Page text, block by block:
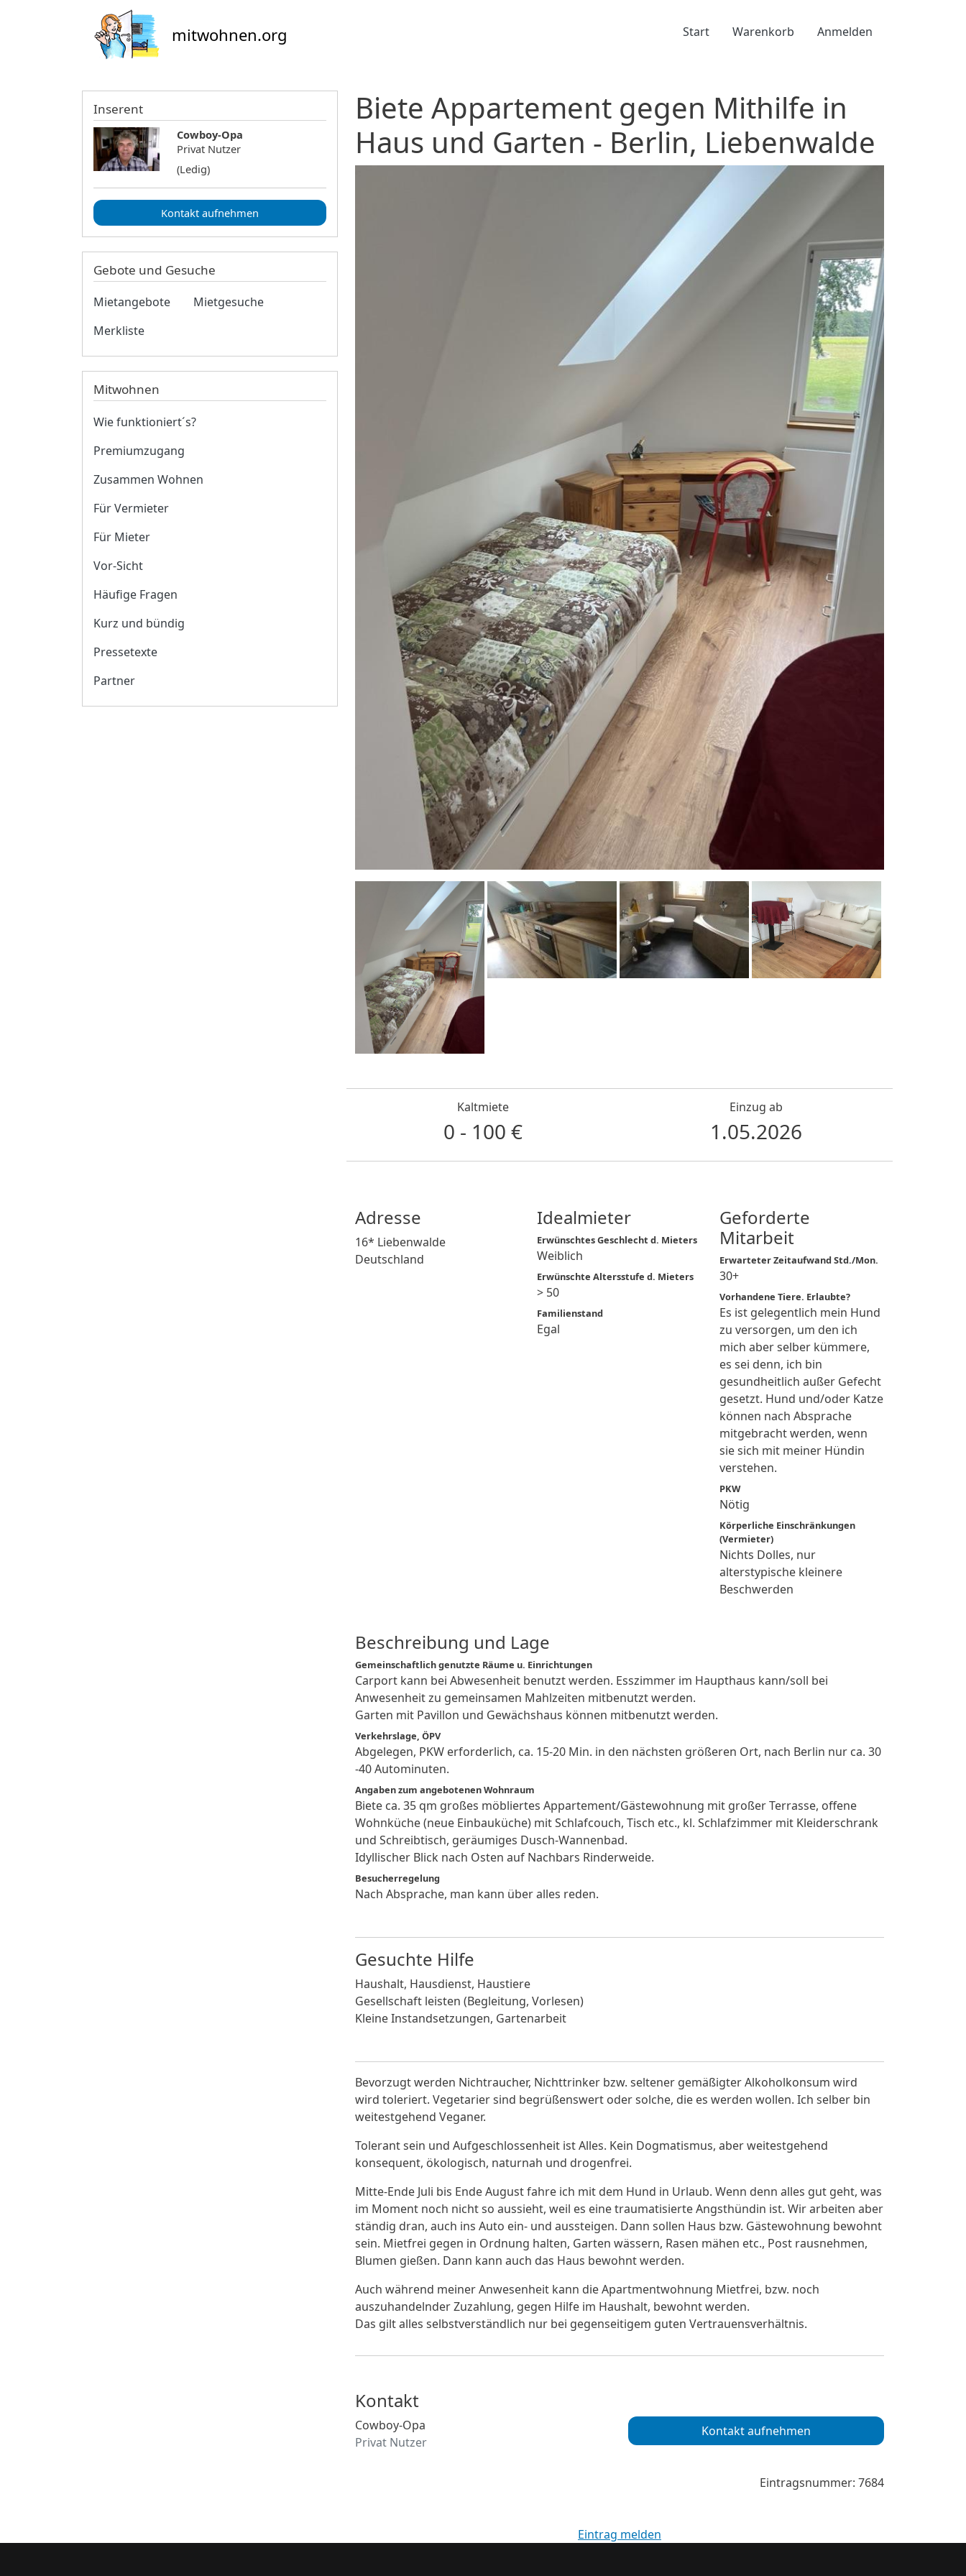
mitwohnen.org Benutzermenü
Start Warenkorb Anmelden
Biete Appartement gegen Mithilfe in
Haus und Garten - Berlin, Liebenwalde
Kaltmiete
0 - 100 €
Einzug ab
1.05.2026
Adresse
16* Liebenwalde
Deutschland
Idealmieter
Erwünschtes Geschlecht d. Mieters
Weiblich
Erwünschte Altersstufe d. Mieters
> 50
Familienstand
Egal
Geforderte
Mitarbeit
Erwarteter Zeitaufwand Std./Mon.
30+
Vorhandene Tiere. Erlaubte?
Es ist gelegentlich mein Hund
zu versorgen, um den ich
mich aber selber kümmere,
es sei denn, ich bin
gesundheitlich außer Gefecht
gesetzt. Hund und/oder Katze
können nach Absprache
mitgebracht werden, wenn
sie sich mit meiner Hündin
verstehen.
PKW
Nötig
Körperliche Einschränkungen
(Vermieter)
Nichts Dolles, nur
alterstypische kleinere
Beschwerden
Beschreibung und Lage
Gemeinschaftlich genutzte Räume u. Einrichtungen
Carport kann bei Abwesenheit benutzt werden. Esszimmer im Haupthaus kann/soll bei
Anwesenheit zu gemeinsamen Mahlzeiten mitbenutzt werden.
Garten mit Pavillon und Gewächshaus können mitbenutzt werden.
Verkehrslage, ÖPV
Abgelegen, PKW erforderlich, ca. 15-20 Min. in den nächsten größeren Ort, nach Berlin nur ca. 30
-40 Autominuten.
Angaben zum angebotenen Wohnraum
Biete ca. 35 qm großes möbliertes Appartement/Gästewohnung mit großer Terrasse, offene
Wohnküche (neue Einbauküche) mit Schlafcouch, Tisch etc., kl. Schlafzimmer mit Kleiderschrank
und Schreibtisch, geräumiges Dusch-Wannenbad.
Idyllischer Blick nach Osten auf Nachbars Rinderweide.
Besucherregelung
Nach Absprache, man kann über alles reden.
Gesuchte Hilfe
Haushalt, Hausdienst, Haustiere
Gesellschaft leisten (Begleitung, Vorlesen)
Kleine Instandsetzungen, Gartenarbeit
Bevorzugt werden Nichtraucher, Nichttrinker bzw. seltener gemäßigter Alkoholkonsum wird
wird toleriert. Vegetarier sind begrüßenswert oder solche, die es werden wollen. Ich selber bin
weitestgehend Veganer.
Tolerant sein und Aufgeschlossenheit ist Alles. Kein Dogmatismus, aber weitestgehend
konsequent, ökologisch, naturnah und drogenfrei.
Mitte-Ende Juli bis Ende August fahre ich mit dem Hund in Urlaub. Wenn denn alles gut geht, was
im Moment noch nicht so aussieht, weil es eine traumatisierte Angsthündin ist. Wir arbeiten aber
ständig dran, auch ins Auto ein- und aussteigen. Dann sollen Haus bzw. Gästewohnung bewohnt
sein. Mietfrei gegen in Ordnung halten, Garten wässern, Rasen mähen etc., Post rausnehmen,
Blumen gießen. Dann kann auch das Haus bewohnt werden.
Auch während meiner Anwesenheit kann die Apartmentwohnung Mietfrei, bzw. noch
auszuhandelnder Zuzahlung, gegen Hilfe im Haushalt, bewohnt werden.
Das gilt alles selbstverständlich nur bei gegenseitigem guten Vertrauensverhältnis.
Kontakt
Cowboy-Opa
Privat Nutzer
Kontakt aufnehmen
Eintragsnummer: 7684
Eintrag melden
Inserent
Cowboy-Opa
Privat Nutzer
(Ledig)
Kontakt aufnehmen
Gebote und Gesuche
Mietangebote
Mietgesuche
Merkliste
Mitwohnen
Wie funktioniert´s?
Premiumzugang
Zusammen Wohnen
Für Vermieter
Für Mieter
Vor-Sicht
Häufige Fragen
Kurz und bündig
Pressetexte
Partner